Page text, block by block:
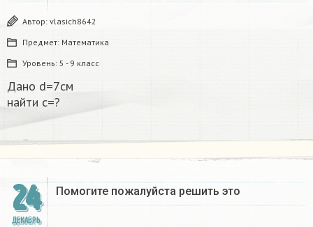
Автор: vlasich8642
Предмет: Математика
Уровень: 5 - 9 класс
Дано d=7см
найти с=?​
24
ДЕКАБРЬ
Помогите пожалуйста решить это